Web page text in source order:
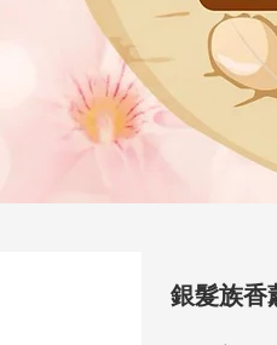
銀髮族香